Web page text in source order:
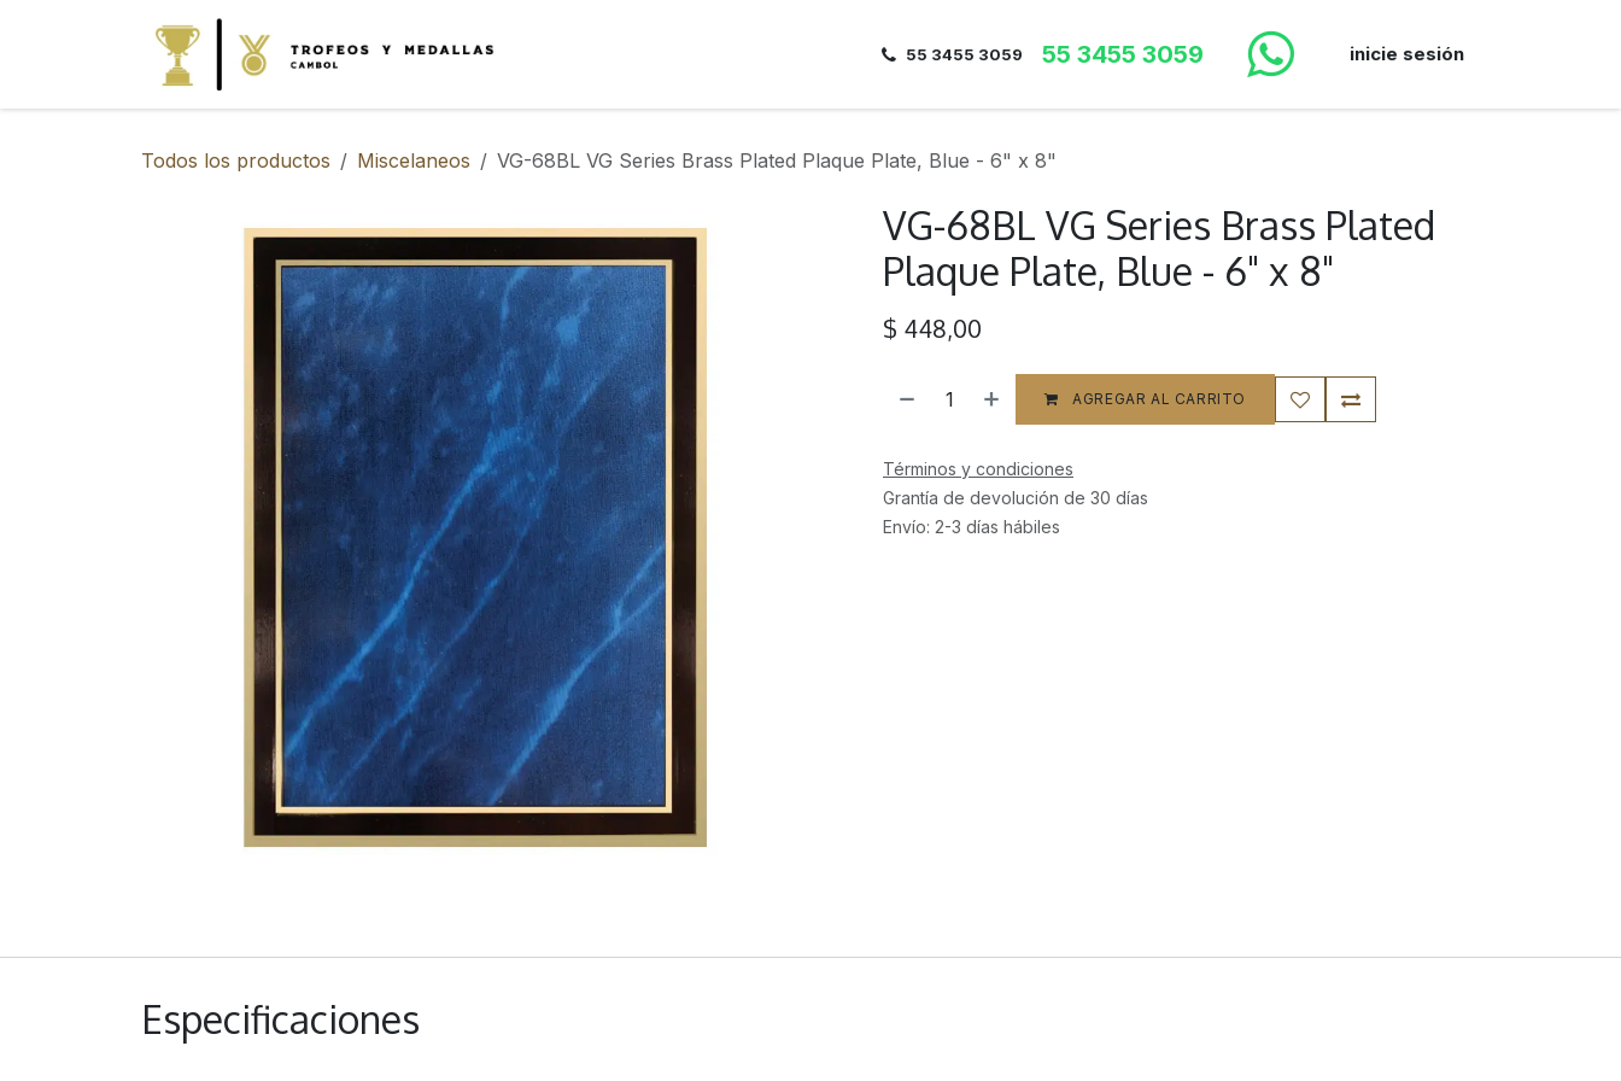
55 3455 3059 55 3455 3059 inicie sesión
Todos los productos Miscelaneos VG-68BL VG Series Brass Plated Plaque Plate, Blue - 6" x 8"
VG-68BL VG Series Brass Plated
Plaque Plate, Blue - 6" x 8"
$ 448,00
AGREGAR AL CARRITO
Términos y condiciones
Grantía de devolución de 30 días
Envío: 2-3 días hábiles
Especificaciones